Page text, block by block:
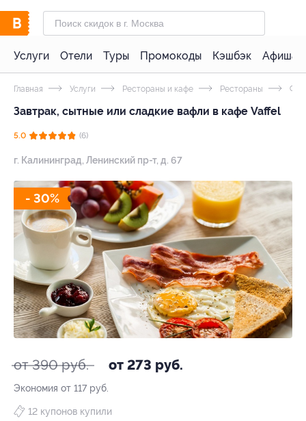
Услуги Отели Туры Промокоды Кэшбэк Афиша
Главная Услуги Рестораны и кафе Рестораны
Завтрак, сытные или сладкие вафли в кафе Vaffel
5.0 (6)
г. Калининград, Ленинский пр-т, д. 67
- 30%
от 390 руб. от 273 руб.
Экономия от 117 руб.
12 купонов купили